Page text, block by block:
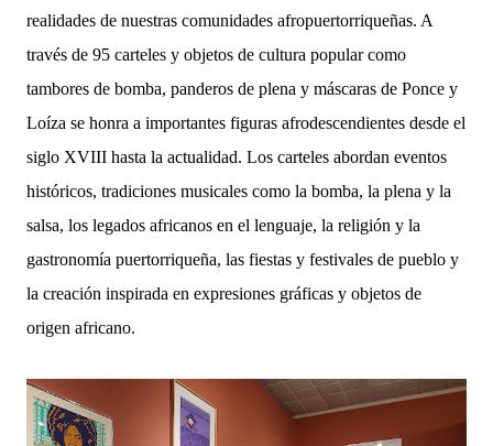
realidades de nuestras comunidades afropuertorriqueñas. A
través de 95 carteles y objetos de cultura popular como
tambores de bomba, panderos de plena y máscaras de Ponce y
Loíza se honra a importantes figuras afrodescendientes desde el
siglo XVIII hasta la actualidad. Los carteles abordan eventos
históricos, tradiciones musicales como la bomba, la plena y la
salsa, los legados africanos en el lenguaje, la religión y la
gastronomía puertorriqueña, las fiestas y festivales de pueblo y
la creación inspirada en expresiones gráficas y objetos de
origen africano.